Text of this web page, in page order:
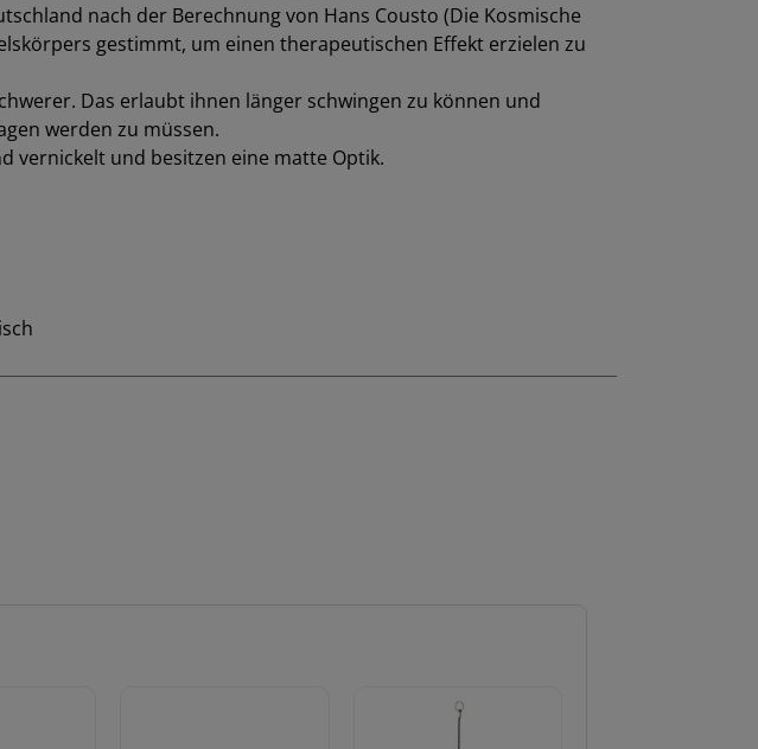
nach der Berechnung von Hans Cousto (Die Kosmische
gestimmt, um einen therapeutischen Effekt erzielen zu
Das erlaubt ihnen länger schwingen zu können und
werden zu müssen.
vernickelt und besitzen eine matte Optik.